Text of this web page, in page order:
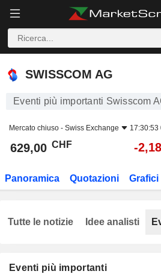
SWISSCOM AG
SWISSCOM AG
Eventi più importanti Swisscom
Mercato chiuso - Swiss Exchange 17:30:53
629,00 CHF -
Panoramica Quotazioni Grafici
Eventi più importanti
Tutte le notizie Idee analisti